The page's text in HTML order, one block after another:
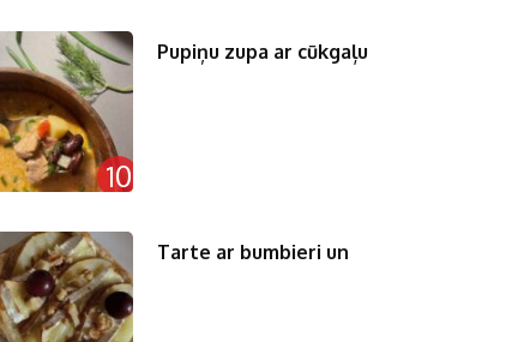
10
Pupiņu zupa ar cūkgaļu
Tarte ar bumbieri un